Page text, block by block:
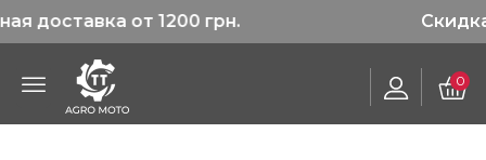
от 1200 грн. Скидка 3% на
0